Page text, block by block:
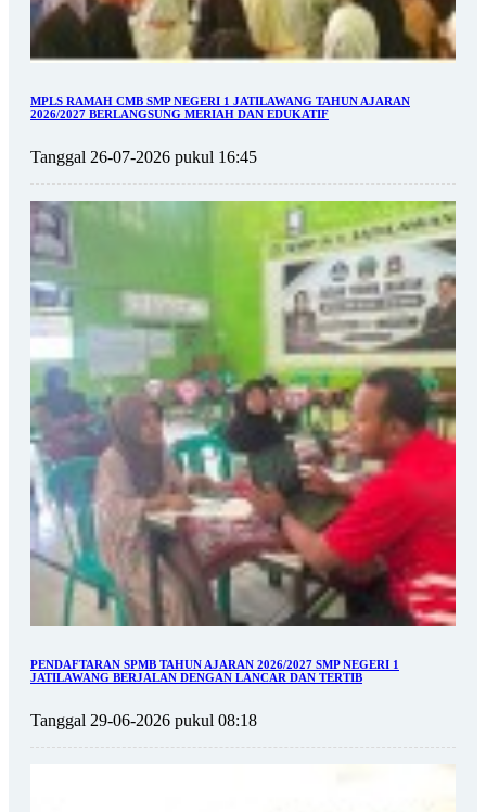
MPLS RAMAH CMB SMP NEGERI 1 JATILAWANG TAHUN AJARAN
2026/2027 BERLANGSUNG MERIAH DAN EDUKATIF
Tanggal 26-07-2026 pukul 16:45
PENDAFTARAN SPMB TAHUN AJARAN 2026/2027 SMP NEGERI 1
JATILAWANG BERJALAN DENGAN LANCAR DAN TERTIB
Tanggal 29-06-2026 pukul 08:18